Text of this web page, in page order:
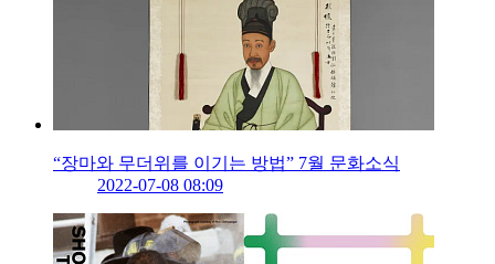
“장마와 무더위를 이기는 방법” 7월 문화소식
2022-07-08 08:09